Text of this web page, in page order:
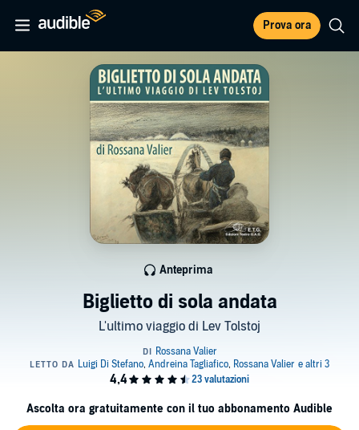
Prova ora
Biglietto di sola andata
L'ultimo viaggio di Lev Tolstoj
Anteprima
Ascolta ora gratuitamente con il tuo abbonamento Audible